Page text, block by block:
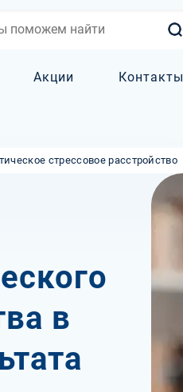
Акции Контакты
стрессовое расстройство
в